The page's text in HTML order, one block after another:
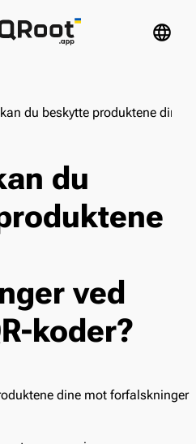
language
du beskytte produktene dine
du
ved
koder?